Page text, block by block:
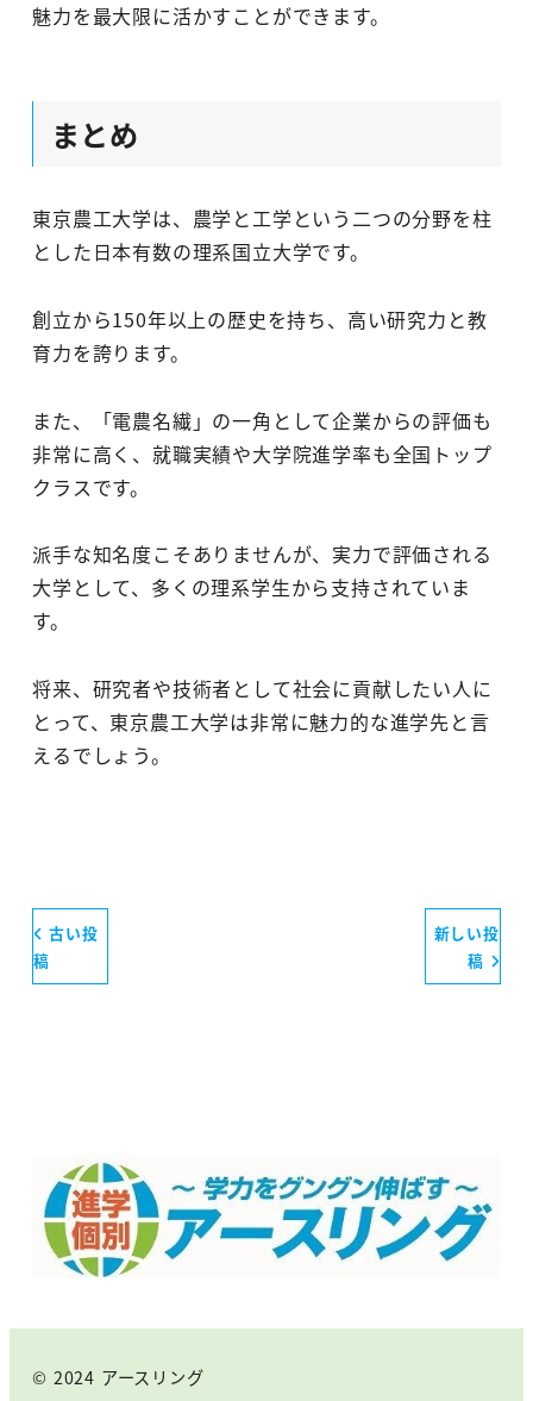
魅力を最大限に活かすことができます。
まとめ
東京農工大学は、農学と工学という二つの分野を柱
とした日本有数の理系国立大学です。
創立から150年以上の歴史を持ち、高い研究力と教
育力を誇ります。
また、「電農名繊」の一角として企業からの評価も
非常に高く、就職実績や大学院進学率も全国トップ
クラスです。
派手な知名度こそありませんが、実力で評価される
大学として、多くの理系学生から支持されていま
す。
将来、研究者や技術者として社会に貢献したい人に
とって、東京農工大学は非常に魅力的な進学先と言
えるでしょう。
古い投
稿
新しい投
稿
© 2024 アースリング